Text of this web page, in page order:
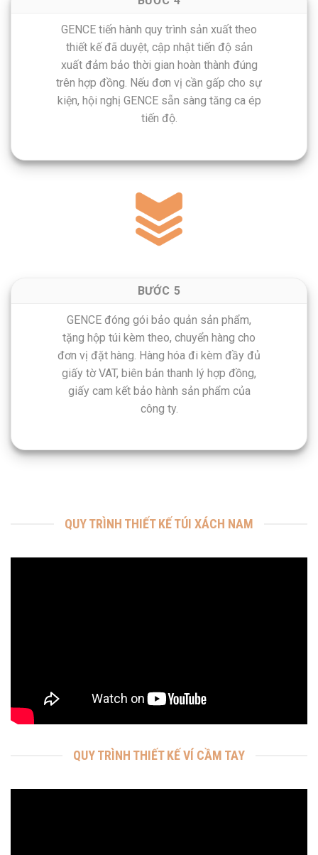
GENCE tiến hành quy trình sản xuất theo
thiết kế đã duyệt, cập nhật tiến độ sản
xuất đảm bảo thời gian hoàn thành đúng
trên hợp đồng. Nếu đơn vị cần gấp cho sự
kiện, hội nghị GENCE sẵn sàng tăng ca ép
tiến độ.
BƯỚC 5
GENCE đóng gói bảo quản sản phẩm,
tặng hộp túi kèm theo, chuyển hàng cho
đơn vị đặt hàng. Hàng hóa đi kèm đầy đủ
giấy tờ VAT, biên bản thanh lý hợp đồng,
giấy cam kết bảo hành sản phẩm của
công ty.
QUY TRÌNH THIẾT KẾ TÚI XÁCH NAM
QUY TRÌNH THIẾT KẾ VÍ CẦM TAY